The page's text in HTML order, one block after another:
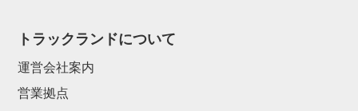
トラックランドについて
運営会社案内
営業拠点